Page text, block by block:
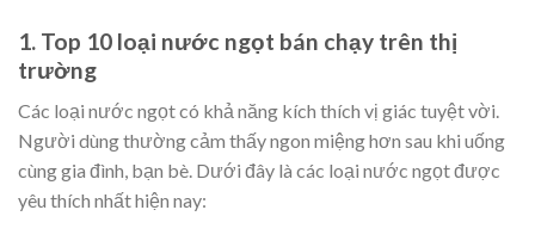
1. Top 10 loại nước ngọt bán chạy trên thị
trường
Các loại nước ngọt có khả năng kích thích vị giác tuyệt vời.
Người dùng thường cảm thấy ngon miệng hơn sau khi uống
cùng gia đình, bạn bè. Dưới đây là các loại nước ngọt được
yêu thích nhất hiện nay: